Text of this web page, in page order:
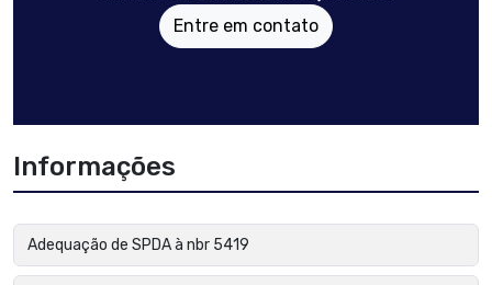
Entre em contato
Informações
Adequação de SPDA à nbr 5419